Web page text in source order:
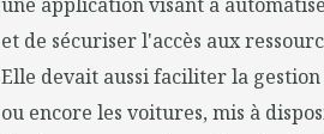
et de sécuriser l'accès aux
Elle devait aussi faciliter la gestion
ou encore les voitures, mis à